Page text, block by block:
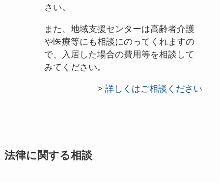
さい。
また、地域支援センターは高齢者介護
や医療等にも相談にのってくれますの
で、入居した場合の費用等を相談して
みてください。
>詳しくはご相談ください
法律に関する相談